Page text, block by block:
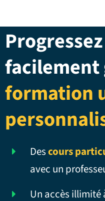
facilement
formation
Descours
avec un
Un accès illimité